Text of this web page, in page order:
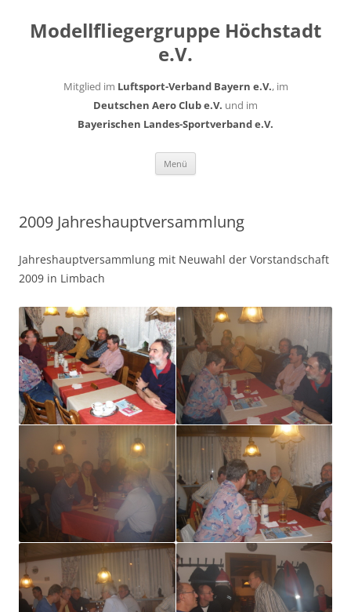
Modellfliegergruppe Höchstadt
e.V.
Mitglied im Luftsport-Verband Bayern e.V., im
Deutschen Aero Club e.V. und im
Bayerischen Landes-Sportverband e.V.
Menü
2009 Jahreshauptversammlung
Jahreshauptversammlung mit Neuwahl der Vorstandschaft
2009 in Limbach